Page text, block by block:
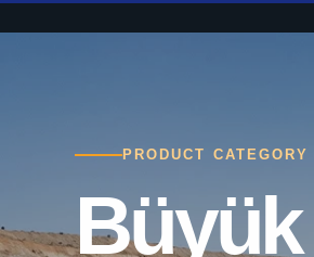
PRODUCT CATEGORY